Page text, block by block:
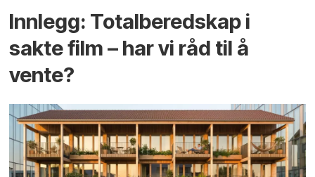
Innlegg: Totalberedskap i
sakte film – har vi råd til å
vente?